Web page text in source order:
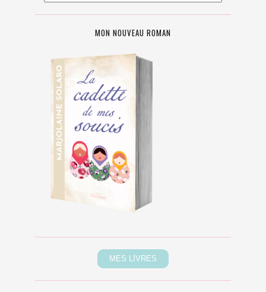
MON NOUVEAU ROMAN